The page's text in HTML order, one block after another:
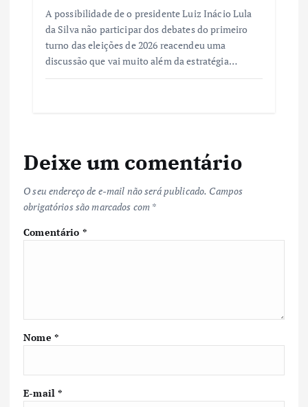
A possibilidade de o presidente Luiz Inácio Lula
da Silva não participar dos debates do primeiro
turno das eleições de 2026 reacendeu uma
discussão que vai muito além da estratégia…
Deixe um comentário
O seu endereço de e-mail não será publicado. Campos
obrigatórios são marcados com *
Comentário *
Nome *
E-mail*